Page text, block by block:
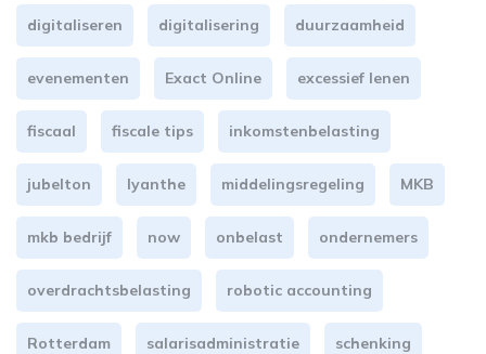
digitaliseren digitalisering duurzaamheid
evenementen Exact Online excessief lenen
fiscaal fiscale tips inkomstenbelasting
jubelton lyanthe middelingsregeling MKB
mkb bedrijf now onbelast ondernemers
overdrachtsbelasting robotic accounting
Rotterdam salarisadministratie schenking